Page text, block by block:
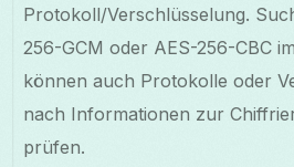
Protokoll/Verschlüsselung.
256-GCM oder AES-256-CBC
können auch Protokolle oder
nach Informationen zur
prüfen.